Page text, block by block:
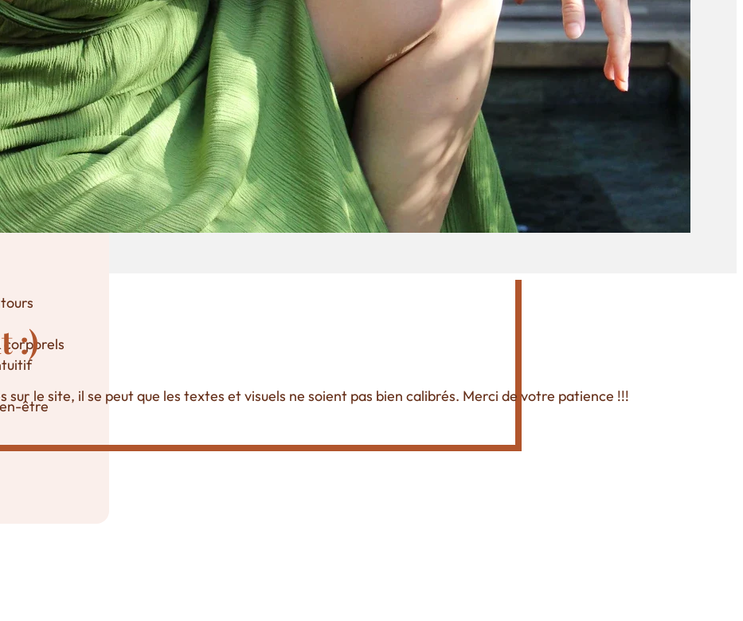
corporels
être
:)
sur le site, il se peut que les textes et visuels ne soient pas bien calibrés. Merci de votre patience !!!